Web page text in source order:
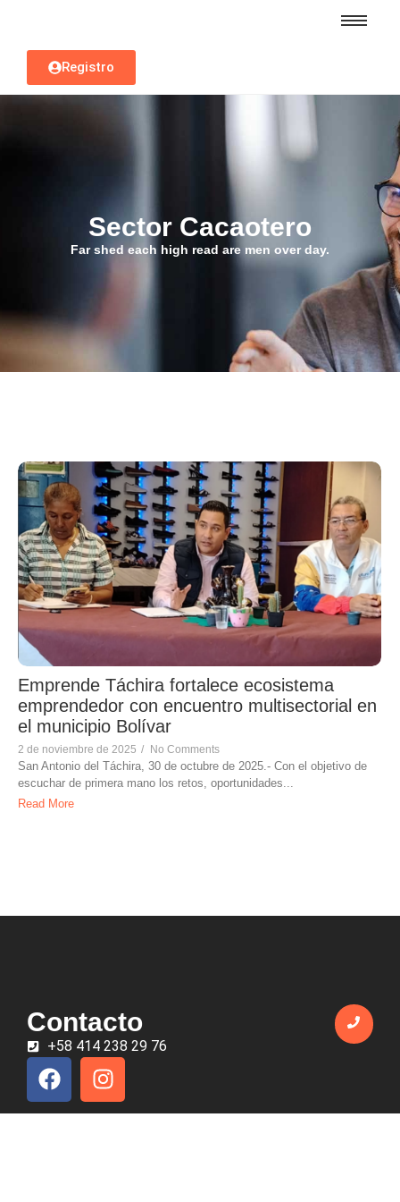
Registro
Sector Cacaotero
Far shed each high read are men over day.
Emprende Táchira fortalece ecosistema
emprendedor con encuentro multisectorial en
el municipio Bolívar
2 de noviembre de 2025 / No Comments
San Antonio del Táchira, 30 de octubre de 2025.- Con el objetivo de
escuchar de primera mano los retos, oportunidades...
Read More
Contacto
+58 414 238 29 76